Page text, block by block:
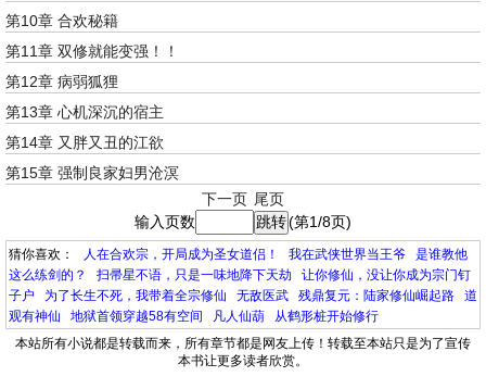
第10章 合欢秘籍
第11章 双修就能变强！！
第12章 病弱狐狸
第13章 心机深沉的宿主
第14章 又胖又丑的江欲
第15章 强制良家妇男沧溟
下一页 尾页
输入页数
(第1/8页)
猜你喜欢： 人在合欢宗，开局成为圣女道侣！ 我在武侠世界当王爷
是谁教他
这么练剑的？
扫帚星不语，只是一味地降下天劫
让你修仙，没让你成为宗门钉
子户
为了长生不死，我带着全宗修仙 无敌医武 残鼎复元：陆家修仙崛起路
道
观有神仙
地狱首领穿越58有空间 凡人仙葫
从鹤形桩开始修行
本站所有小说都是转载而来，所有章节都是网友上传！转载至本站只是为了宣传
本书让更多读者欣赏。